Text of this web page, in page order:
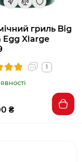
гриль Big
Egg Xlarge
1
₴